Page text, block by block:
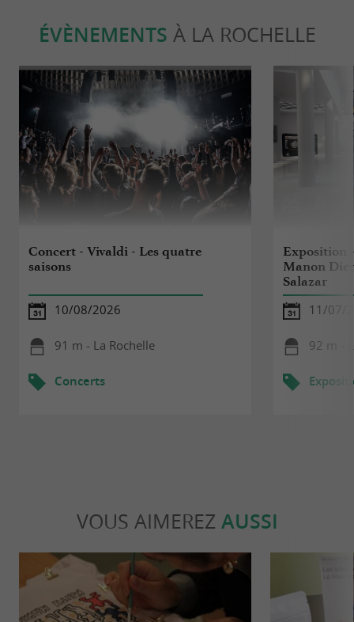
ÉVÈNEMENTS À LA ROCHELLE
Concert - Vivaldi - Les quatre
saisons
10/08/2026
91 m - La Rochelle
Concerts
Exposition
Manon
Salazar
11/07/
92 m -
VOUS AIMEREZ AUSSI